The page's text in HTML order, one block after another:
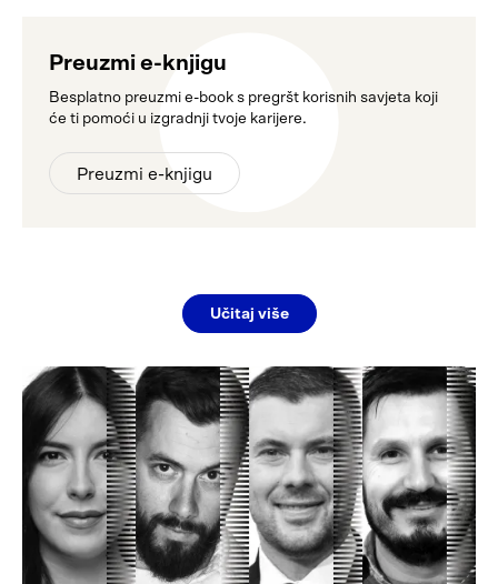
Preuzmi e-knjigu
Besplatno preuzmi e-book s pregršt korisnih savjeta koji
će ti pomoći u izgradnji tvoje karijere.
Preuzmi e-knjigu
Učitaj više